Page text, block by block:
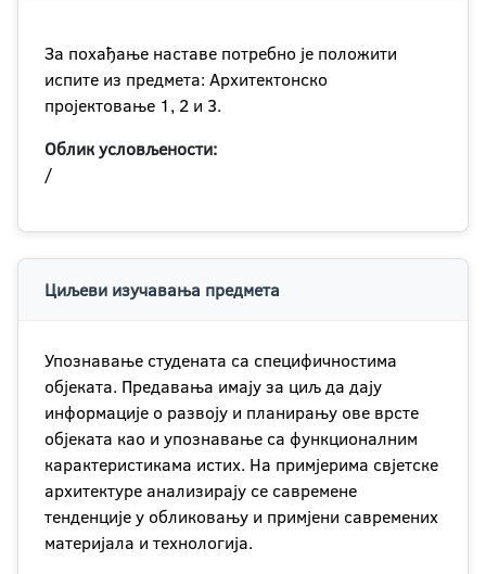
За похађање наставе потребно је положити
испите из предмета: Архитектонско
пројектовање 1, 2 и 3.
Облик условљености:
/
Циљеви изучавања предмета
Упознавање студената са специфичностима
објеката. Предавања имају за циљ да дају
информације о развоју и планирању ове врсте
објеката као и упознавање са функционалним
карактеристикама истих. На примјерима свјетске
архитектуре анализирају се савремене
тенденције у обликовању и примјени савремених
материјала и технологија.